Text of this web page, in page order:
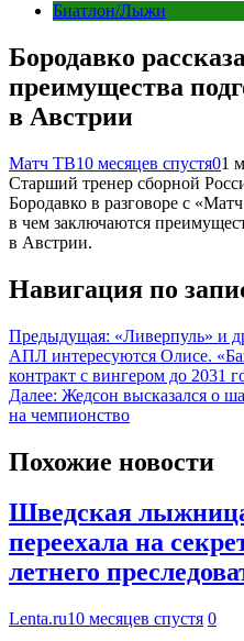
Биатлон/Лыжи
Бородавко
преимущества
в Австрии
Матч ТВ10 месяцев спустя01
Старший тренер сборной
Бородавко в разговоре с
в чем заключаются
в Австрии.
Навигация по
Предыдущая: «Ливерпуль» и
АПЛ интересуются Олисе.
контракт с вингером до 2031
Далее: Жедсон высказался о
на чемпионство
Похожие новости
Шведская
переехала на
летнего
Lenta.ru10 месяцев спустя 0